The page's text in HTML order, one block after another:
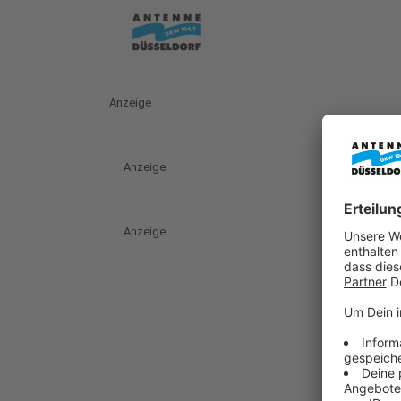
Anzeige
Anzeige
Anzeige